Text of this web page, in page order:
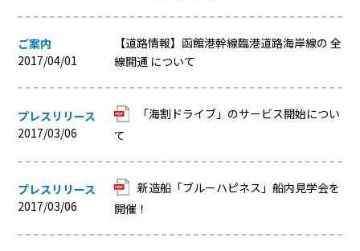
ご案内
2017/04/01
【道路情報】函館港幹線臨港道路海岸線の 全
線開通 について
プレスリリース
2017/03/06
「海割ドライブ」のサービス開始につい
て
プレスリリース
2017/03/06
新造船「ブルーハピネス」船内見学会を
開催！